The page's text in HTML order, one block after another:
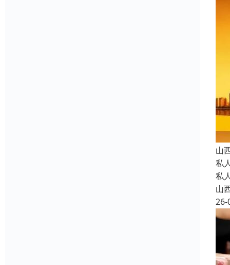
山
私
私
山
26-